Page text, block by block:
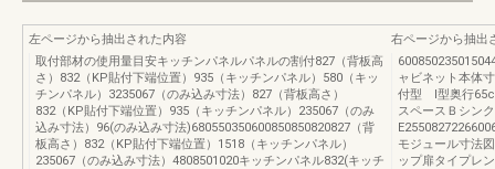
左ページから抽出された内容
取付部材の使用量目安キッチンパネルパネルの割付827（背板高
さ）832（KP貼付下端位置）935（キッチンパネル）580（キッ
チンパネル）3235067（のみ込み寸法）827（背板高さ）
832（KP貼付下端位置）935（キッチンパネル）235067（のみ
込み寸法）96(のみ込み寸法)680550350600850850820827（背
板高さ）832（KP貼付下端位置）1518（キッチンパネル）
235067（のみ込み寸法）4808501020キッチンパネル832(キッチ
右ページから抽出
ャビネット本体
付型 Ⅰ型奥行
スペースＢシン
モジュール寸法
ップ扉タイプレ